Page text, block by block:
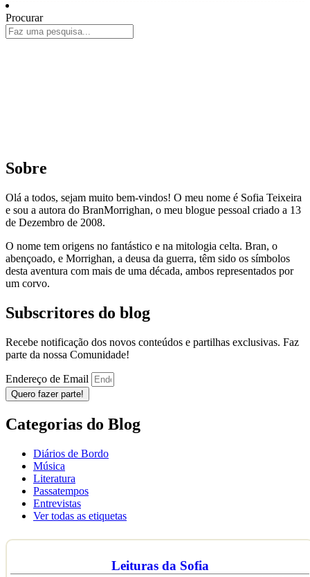
Procurar
Sobre
Olá a todos, sejam muito bem-vindos! O meu nome é Sofia Teixeira
e sou a autora do BranMorrighan, o meu blogue pessoal criado a 13
de Dezembro de 2008.
O nome tem origens no fantástico e na mitologia celta. Bran, o
abençoado, e Morrighan, a deusa da guerra, têm sido os símbolos
desta aventura com mais de uma década, ambos representados por
um corvo.
Subscritores do blog
Recebe notificação dos novos conteúdos e partilhas exclusivas. Faz
parte da nossa Comunidade!
Endereço de Email
Quero fazer parte!
Categorias do Blog
Diários de Bordo
Música
Literatura
Passatempos
Entrevistas
Ver todas as etiquetas
Leituras da Sofia